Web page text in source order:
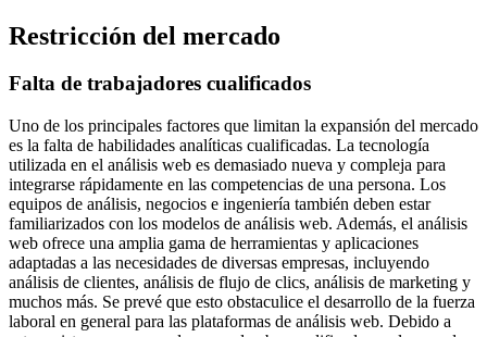
Restricción del mercado
Falta de trabajadores cualificados
Uno de los principales factores que limitan la expansión del mercado
es la falta de habilidades analíticas cualificadas. La tecnología
utilizada en el análisis web es demasiado nueva y compleja para
integrarse rápidamente en las competencias de una persona. Los
equipos de análisis, negocios e ingeniería también deben estar
familiarizados con los modelos de análisis web. Además, el análisis
web ofrece una amplia gama de herramientas y aplicaciones
adaptadas a las necesidades de diversas empresas, incluyendo
análisis de clientes, análisis de flujo de clics, análisis de marketing y
muchos más. Se prevé que esto obstaculice el desarrollo de la fuerza
laboral en general para las plataformas de análisis web. Debido a